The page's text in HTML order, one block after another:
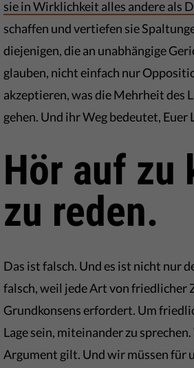
sie in Wirklichkeit alles andere als
schaffen und vertiefen sie
diejenigen, die an unabhängige
glauben, nicht einfach nur
akzeptieren, was die Mehrheit des
gehen. Und ihr Weg bedeutet, Euer
Hör auf zu
zu reden.
Das ist falsch. Und es ist nicht nur
falsch, weil jede Art von friedlicher
Grundkonsens erfordert. Um
Lage sein, miteinander zu
Argument gilt. Und wir müssen für